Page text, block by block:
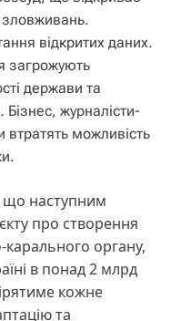
зловживань.
відкритих даних.
загрожують
держави та
Бізнес, журналісти-
втратять можливість
що наступним
про створення
органу,
в понад 2 млрд
кожне
та